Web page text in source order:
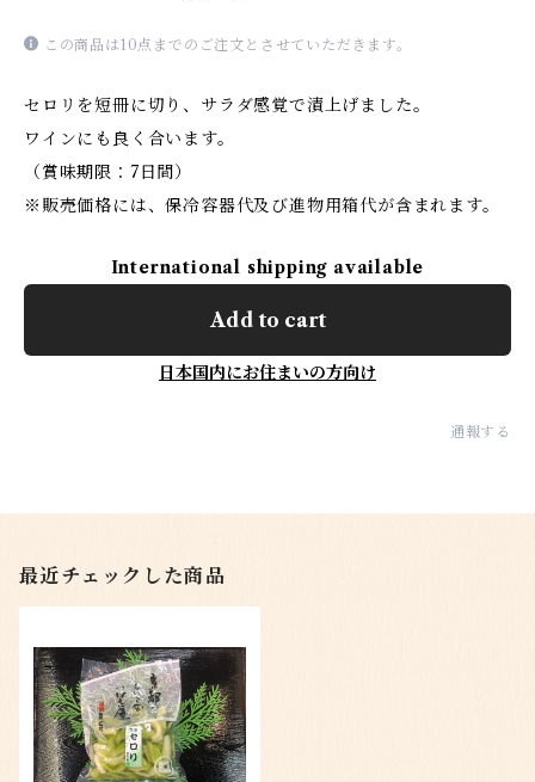
この商品は10点までのご注文とさせていただきます。
セロリを短冊に切り、サラダ感覚で漬上げました。
ワインにも良く合います。
（賞味期限：7日間）
※販売価格には、保冷容器代及び進物用箱代が含まれます。
International shipping available
Add to cart
日本国内にお住まいの方向け
通報する
最近チェックした商品